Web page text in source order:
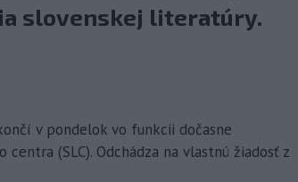
slovenskej literatúry.
v pondelok vo funkcii dočasne
(SLC). Odchádza na vlastnú žiadosť z